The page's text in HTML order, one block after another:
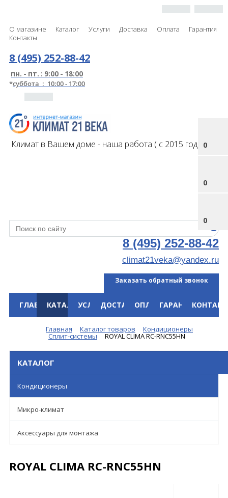
О магазине Каталог Услуги Доставка Оплата
Гарантия
Контакты
0
0
0
8 (495) 252-88-42
пн. - пт. : 9:00 - 18:00
*суббота : 10:00 - 17:00
Климат в Вашем доме - наша работа ( с 2015 года )
8 (495) 252-88-42
climat21veka@yandex.ru
Заказать обратный звонок
ГЛАВНАЯКАТАЛОГУСЛУГИДОСТАВКАОПЛАТАГАРАНТИЯ
Главная Каталог товаров Кондиционеры
Сплит-системы ROYAL CLIMA RC-RNC55HN
КАТАЛОГ
Кондиционеры
Микро-климат
Аксессуары для монтажа
ROYAL CLIMA RC-RNC55HN